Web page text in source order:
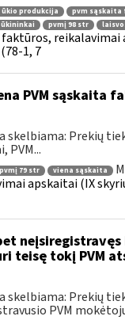
ūkio produkcija pvm sąskaita
ūkininkai pvmį 98 str
1, 7
PVM sąskaita
skelbiama: Prekių
PVM...
pvmį 79 str viena sąskaita
apskaitai (IX
teisę tokį PVM
skelbiama: Prekių
PVM